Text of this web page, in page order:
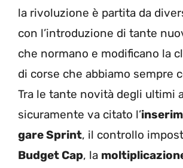
la rivoluzione è partita da
con l’introduzione di tante
che normano e modificano la
di corse che abbiamo sempre
Tra le tante novità degli ultimi
sicuramente va citato l’
gare Sprint, il controllo
Budget Cap, la